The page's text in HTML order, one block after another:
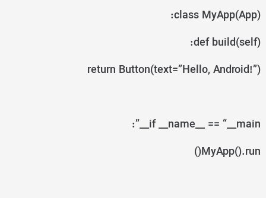
class MyApp(App):
def build(self):
return Button(text=”Hello, Android!”)
if __name__ == “__main__”:
MyApp().run()